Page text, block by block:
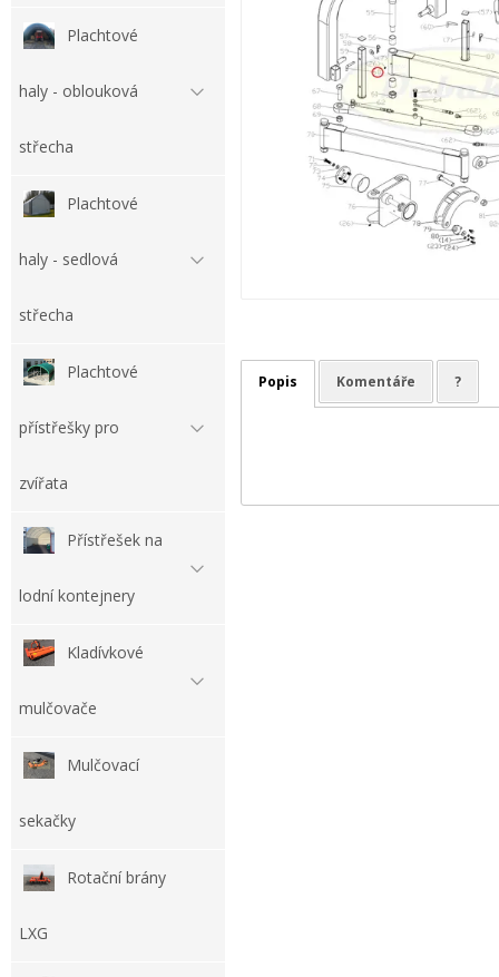
Plachtové
haly - oblouková
střecha
Plachtové
haly - sedlová
střecha
Plachtové
přístřešky pro
zvířata
Přístřešek na
lodní kontejnery
Kladívkové
mulčovače
Mulčovací
sekačky
Rotační brány
LXG
Popis Komentáře ?